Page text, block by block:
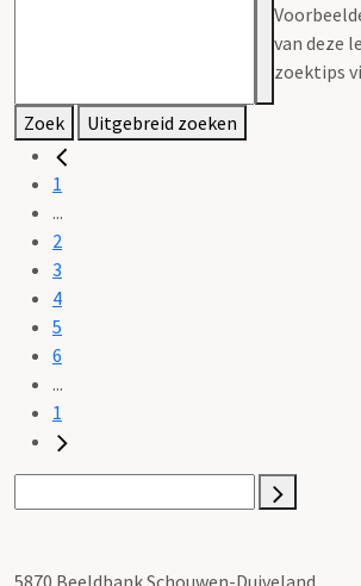
van deze
zoektips
Zoek Uitgebreid zoeken
1
...
2
3
4
5
6
...
1
5870 Beeldbank Schouwen-Duiveland